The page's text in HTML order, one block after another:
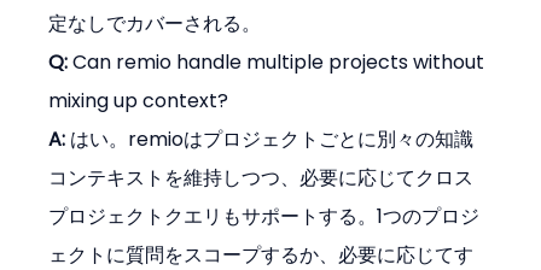
定なしでカバーされる。
Q: Can remio handle multiple projects without
mixing up context?
A: はい。remioはプロジェクトごとに別々の知識
コンテキストを維持しつつ、必要に応じてクロス
プロジェクトクエリもサポートする。1つのプロジ
ェクトに質問をスコープするか、必要に応じてす